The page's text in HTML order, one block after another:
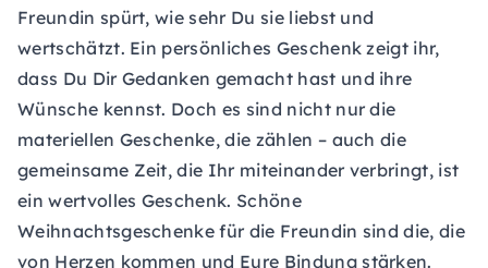
Freundin spürt, wie sehr Du sie liebst und
wertschätzt. Ein persönliches Geschenk zeigt ihr,
dass Du Dir Gedanken gemacht hast und ihre
Wünsche kennst. Doch es sind nicht nur die
materiellen Geschenke, die zählen – auch die
gemeinsame Zeit, die Ihr miteinander verbringt, ist
ein wertvolles Geschenk. Schöne
Weihnachtsgeschenke für die Freundin sind die, die
von Herzen kommen und Eure Bindung stärken.